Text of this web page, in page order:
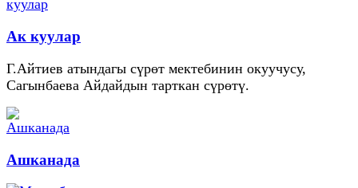
Ак куулар
Г.Айтиев атындагы сүрөт мектебинин окуучусу,
Сагынбаева Айдайдын тарткан сүрөтү.
Ашканада